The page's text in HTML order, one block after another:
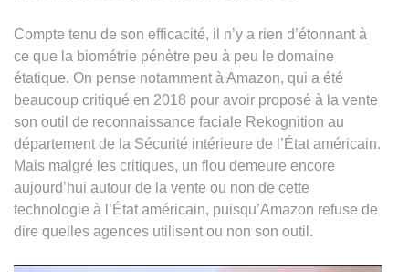
Compte tenu de son efficacité, il n’y a rien d’étonnant à
ce que la biométrie pénètre peu à peu le domaine
étatique. On pense notamment à Amazon, qui a été
beaucoup critiqué en 2018 pour avoir proposé à la vente
son outil de reconnaissance faciale Rekognition au
département de la Sécurité intérieure de l’État américain.
Mais malgré les critiques, un flou demeure encore
aujourd’hui autour de la vente ou non de cette
technologie à l’État américain, puisqu’Amazon refuse de
dire quelles agences utilisent ou non son outil.